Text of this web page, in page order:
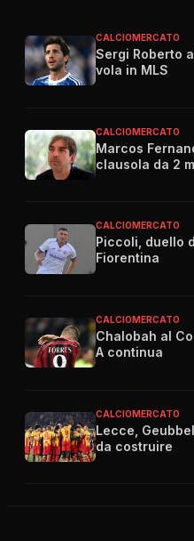
CALCIOMERCATO
Sergi Roberto
vola in MLS
CALCIOMERCATO
Marcos
clausola da 2
CALCIOMERCATO
Piccoli, duello
Fiorentina
CALCIOMERCATO
Chalobah al
A continua
CALCIOMERCATO
Lecce,
da costruire